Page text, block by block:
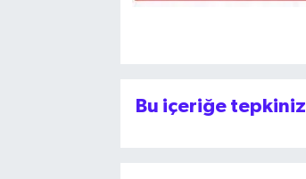
Bu içeriğe tepkiniz